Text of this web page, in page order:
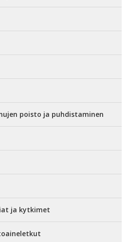
poisto ja puhdistaminen
ja kytkimet